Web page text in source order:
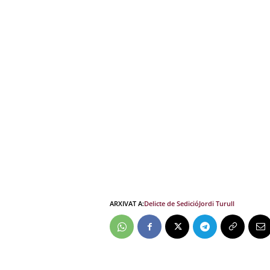
ARXIVAT A:Delicte de SedicióJordi Turull